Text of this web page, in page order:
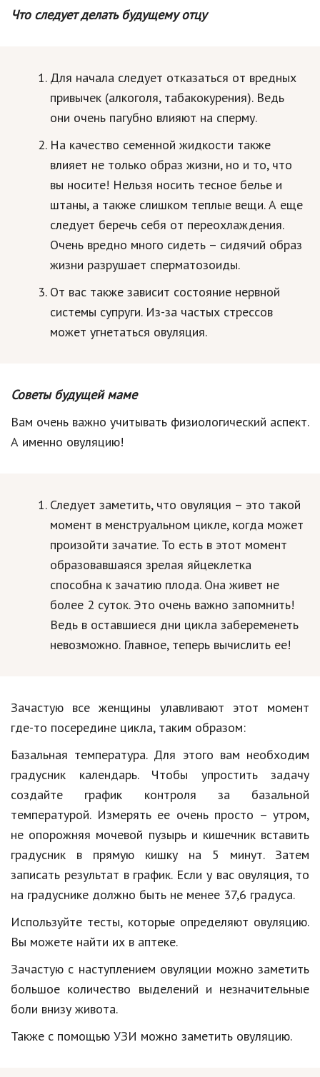
Красота и здоровье
Hi-Tech. Интернет
Авто, мото
Недвижимость
Спорт и фитнес
Психология и отношения
Творчество и рукоделие
Разное
Еда и напитки
Праздники и подарки
Семья и дети
Путешествия
Строительство
Культура и общество
Мода и стиль
Финансы
Юриспруденция
Природа
Образование
Наука и технологии
Что следует делать будущему отцу
Для начала следует отказаться от вредных
привычек (алкоголя, табакокурения). Ведь
они очень пагубно влияют на сперму.
На качество семенной жидкости также
влияет не только образ жизни, но и то, что
вы носите! Нельзя носить тесное белье и
штаны, а также слишком теплые вещи. А еще
следует беречь себя от переохлаждения.
Очень вредно много сидеть – сидячий образ
жизни разрушает сперматозоиды.
От вас также зависит состояние нервной
системы супруги. Из-за частых стрессов
может угнетаться овуляция.
Советы будущей маме
Вам очень важно учитывать физиологический аспект.
А именно овуляцию!
Следует заметить, что овуляция – это такой
момент в менструальном цикле, когда может
произойти зачатие. То есть в этот момент
образовавшаяся зрелая яйцеклетка
способна к зачатию плода. Она живет не
более 2 суток. Это очень важно запомнить!
Ведь в оставшиеся дни цикла забеременеть
невозможно. Главное, теперь вычислить ее!
Зачастую все женщины улавливают этот момент
где-то посередине цикла, таким образом:
Базальная температура. Для этого вам необходим
градусник календарь. Чтобы упростить задачу
создайте график контроля за базальной
температурой. Измерять ее очень просто – утром,
не опорожняя мочевой пузырь и кишечник вставить
градусник в прямую кишку на 5 минут. Затем
записать результат в график. Если у вас овуляция, то
на градуснике должно быть не менее 37,6 градуса.
Используйте тесты, которые определяют овуляцию.
Вы можете найти их в аптеке.
Зачастую с наступлением овуляции можно заметить
большое количество выделений и незначительные
боли внизу живота.
Также с помощью УЗИ можно заметить овуляцию.